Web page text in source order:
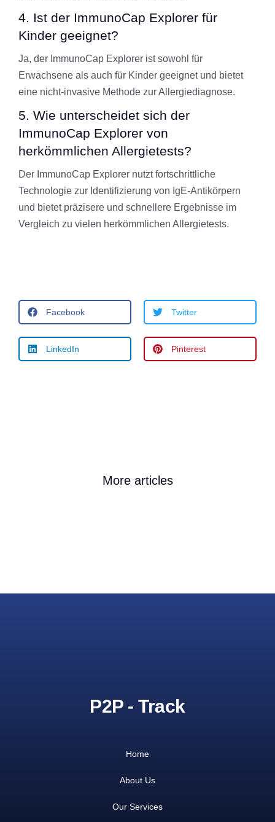
4. Ist der ImmunoCap Explorer für
Kinder geeignet?
Ja, der ImmunoCap Explorer ist sowohl für
Erwachsene als auch für Kinder geeignet und bietet
eine nicht-invasive Methode zur Allergiediagnose.
5. Wie unterscheidet sich der
ImmunoCap Explorer von
herkömmlichen Allergietests?
Der ImmunoCap Explorer nutzt fortschrittliche
Technologie zur Identifizierung von IgE-Antikörpern
und bietet präzisere und schnellere Ergebnisse im
Vergleich zu vielen herkömmlichen Allergietests.
Facebook Twitter
LinkedIn Pinterest
More articles
P2P - Track
Home
About Us
Our Services